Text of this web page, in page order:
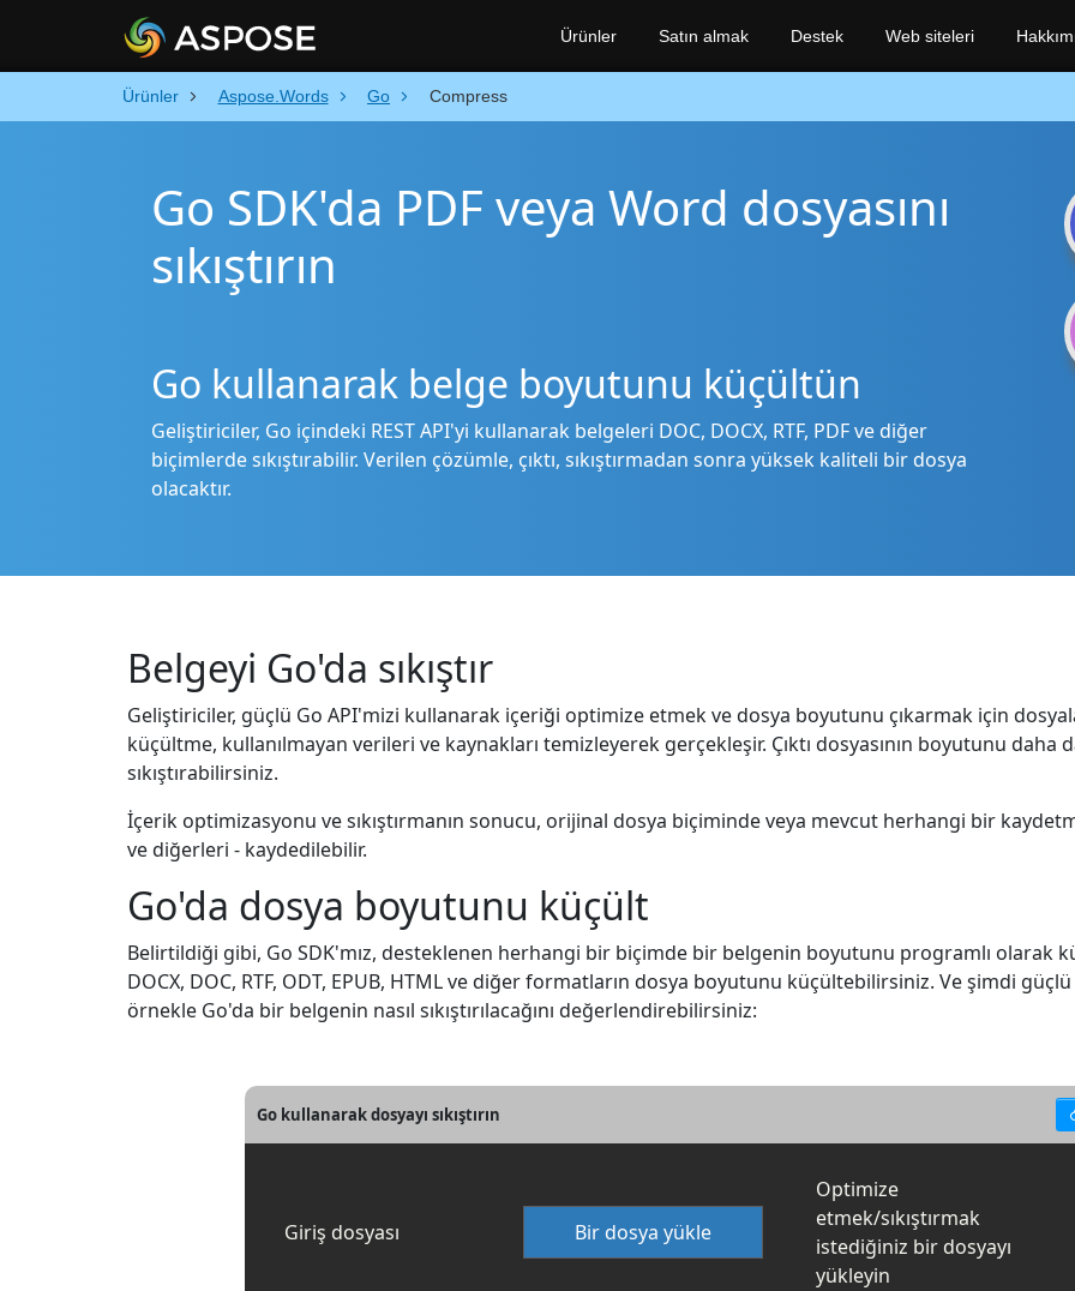
Ürünler Aspose.Words Go Compress
Go SDK'da PDF veya Word dosyasını
sıkıştırın
Go kullanarak belge boyutunu küçültün
Geliştiriciler, Go içindeki REST API'yi kullanarak belgeleri DOC, DOCX, RTF, PDF ve diğer
biçimlerde sıkıştırabilir. Verilen çözümle, çıktı, sıkıştırmadan sonra yüksek kaliteli bir dosya
olacaktır.
Belgeyi Go'da sıkıştır
Geliştiriciler, güçlü Go API'mizi kullanarak içeriği optimize etmek ve dosya boyutunu çıkarmak için
küçültme, kullanılmayan verileri ve kaynakları temizleyerek gerçekleşir. Çıktı dosyasının boyutunu
sıkıştırabilirsiniz.
İçerik optimizasyonu ve sıkıştırmanın sonucu, orijinal dosya biçiminde veya mevcut herhangi bir
ve diğerleri - kaydedilebilir.
Go'da dosya boyutunu küçült
Belirtildiği gibi, Go SDK'mız, desteklenen herhangi bir biçimde bir belgenin boyutunu programlı olarak
DOCX, DOC, RTF, ODT, EPUB, HTML ve diğer formatların dosya boyutunu küçültebilirsiniz. Ve şimdi
örnekle Go'da bir belgenin nasıl sıkıştırılacağını değerlendirebilirsiniz:
Go kullanarak dosyayı sıkıştırın
Giriş dosyası Bir dosya yükle
Optimize
etmek/sıkıştırmak
istediğiniz bir dosyayı
yükleyin
Ürünler Satın almak Destek Web siteleri